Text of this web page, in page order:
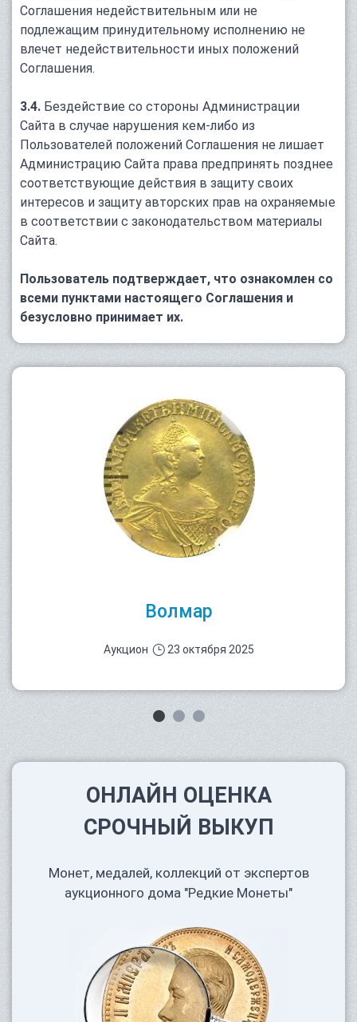
Соглашения недействительным или не
подлежащим принудительному исполнению не
влечет недействительности иных положений
Соглашения.
3.4. Бездействие со стороны Администрации
Сайта в случае нарушения кем-либо из
Пользователей положений Соглашения не лишает
Администрацию Сайта права предпринять позднее
соответствующие действия в защиту своих
интересов и защиту авторских прав на охраняемые
в соответствии с законодательством материалы
Сайта.
Пользователь подтверждает, что ознакомлен со
всеми пунктами настоящего Соглашения и
безусловно принимает их.
Волмар
Аукцион 23 октября 2025
ОНЛАЙН ОЦЕНКА
СРОЧНЫЙ ВЫКУП
Монет, медалей, коллекций от экспертов
аукционного дома "Редкие Монеты"